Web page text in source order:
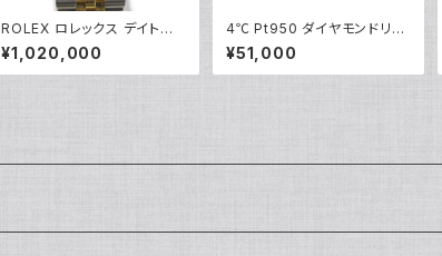
ROLEX ロレックス デイトジ
ャスト 16013 ローマンイデッ
クス R番 SS/YG 自動巻き ア
イボリー文字盤 Y04955
¥1,020,000
4℃ Pt950 ダイヤモンドリン
グ プラチナ 指輪 8号 Y0524
3
¥51,000